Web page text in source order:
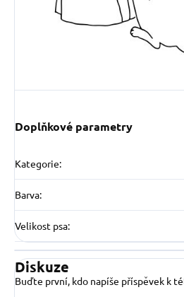
Doplňkové parametry
Kategorie:
Barva:
Velikost psa:
Diskuze
Buďte první, kdo napíše příspěvek k